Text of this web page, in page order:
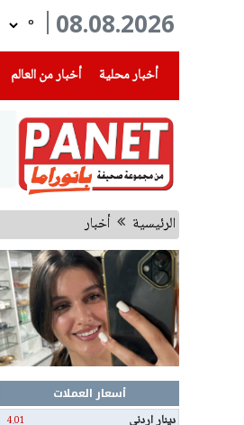
08.08.2026
°
أخبار محلية
(current) أخبار من العالم
الرئيسية أخبار
أسعار العملات
دينار اردني
4.01